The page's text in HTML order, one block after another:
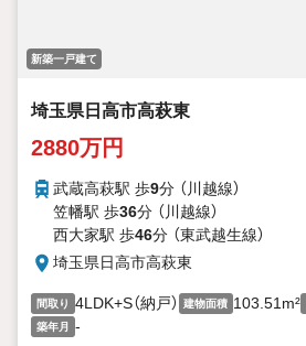
新築一戸建て
埼玉県日高市高萩東
2880万円
武蔵高萩駅 歩9分 （川越線）
笠幡駅 歩36分 （川越線）
西大家駅 歩46分 （東武越生線）
埼玉県日高市高萩東
間取り 4LDK+S（納戸） 建物面積 103.51m²
築年月 -